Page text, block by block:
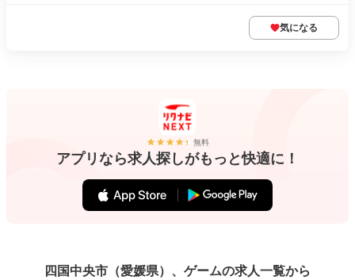
気になる
無料
アプリなら求人探しがもっと快適に！
四国中央市（愛媛県）、ゲームの求人一覧から